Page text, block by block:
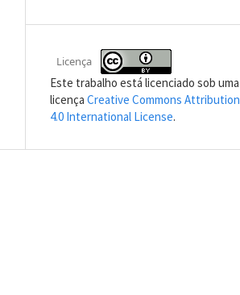
Licença
Este trabalho está licenciado sob uma
licença Creative Commons Attribution
4.0 International License.